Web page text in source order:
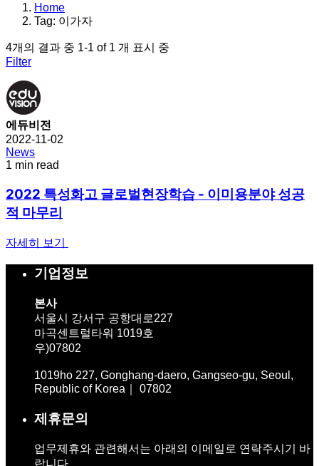
Home
Tag: 이가자
4개의 결과 중 1-1 of 1 개 표시 중
Filter
에듀비전
2022-11-02
News
1 min read
2022 특성화고 글로벌현장학습 - 이미용분야 성공
적 마무리
자세히 보기
기업정보
본사
서울시 강서구 공항대로227
마곡센트럴타워 1019호
우)07802
1019ho 227, Gonghang-daero, Gangseo-gu, Seoul,
Republic of Korea｜ 07802
제휴문의
업무제휴와 관련해서는 아래의 이메일로 연락주시기 바